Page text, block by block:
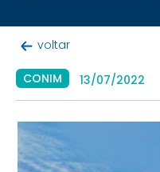
voltar
CONIM 13/07/2022